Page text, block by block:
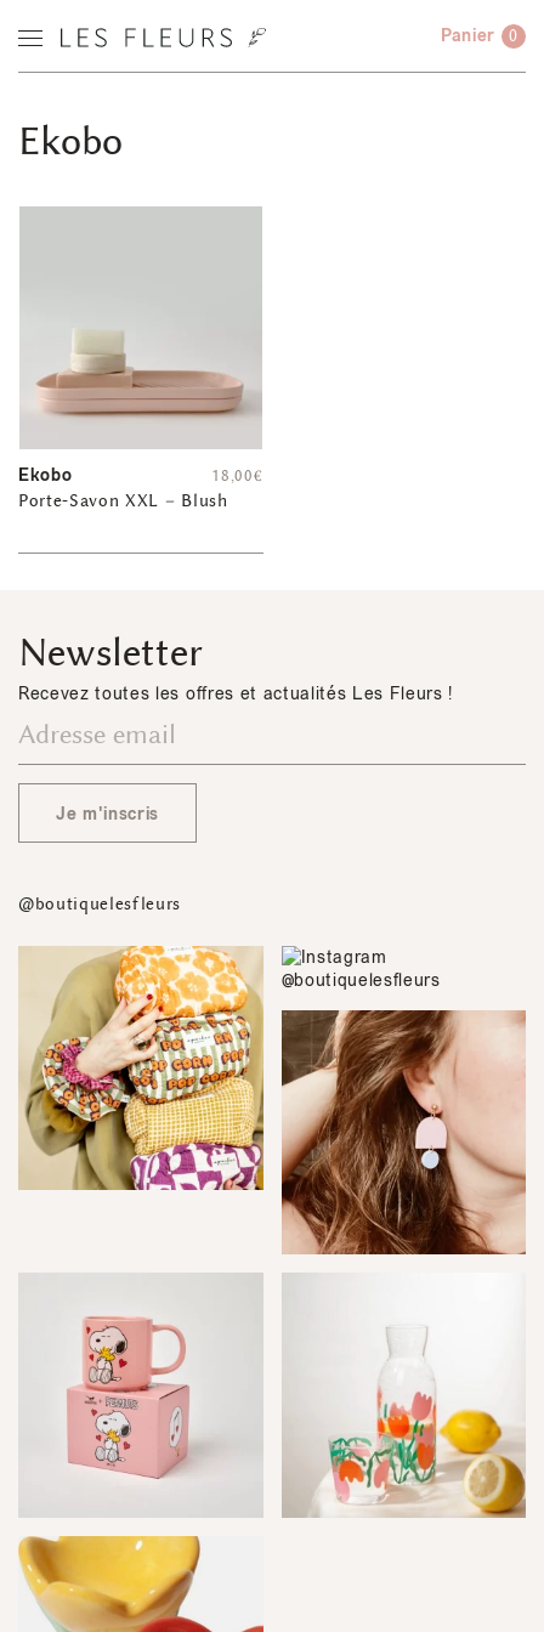
Panier 0
Ekobo
Ekobo
Porte-Savon XXL – Blush
18,00€
Newsletter
Recevez toutes les offres et actualités Les Fleurs !
Je m'inscris
@boutiquelesfleurs